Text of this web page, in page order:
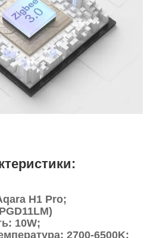
H1 Pro;
)
10W;
2700-6500K;